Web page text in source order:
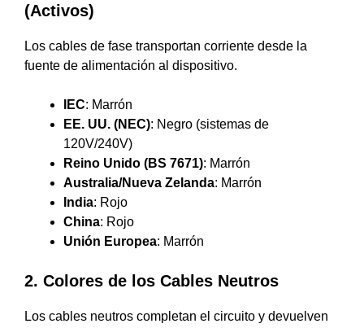
(Activos)
Los cables de fase transportan corriente desde la
fuente de alimentación al dispositivo.
IEC: Marrón
EE. UU. (NEC): Negro (sistemas de
120V/240V)
Reino Unido (BS 7671): Marrón
Australia/Nueva Zelanda: Marrón
India: Rojo
China: Rojo
Unión Europea: Marrón
2. Colores de los Cables Neutros
Los cables neutros completan el circuito y devuelven